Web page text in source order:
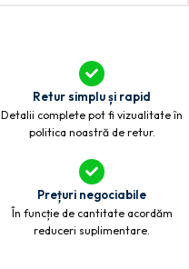
Retur simplu și rapid
Detalii complete pot fi vizualitate în
politica noastră de retur.
Prețuri negociabile
În funcție de cantitate acordăm
reduceri suplimentare.